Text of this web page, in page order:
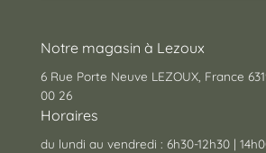
Notre magasin à Lezoux
6 Rue Porte Neuve LEZOUX, France
00 26
Horaires
du lundi au vendredi : 6h30-12h30 |